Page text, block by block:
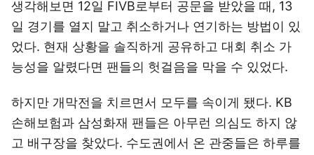
생각해보면 12일 FIVB로부터 공문을 받았을 때, 13
일 경기를 열지 말고 취소하거나 연기하는 방법이 있
었다. 현재 상황을 솔직하게 공유하고 대회 취소 가
능성을 알렸다면 팬들의 헛걸음을 막을 수 있었다.
하지만 개막전을 치르면서 모두를 속이게 됐다. KB
손해보험과 삼성화재 팬들은 아무런 의심도 하지 않
고 배구장을 찾았다. 수도권에서 온 관중들은 하루를